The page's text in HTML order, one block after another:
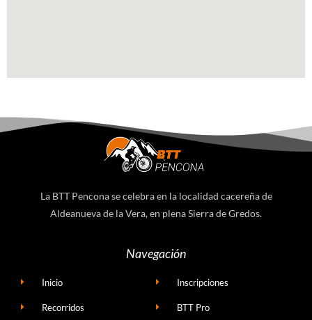
La BTT Pencona se celebra en la localidad cacereña de
Aldeanueva de la Vera, en plena Sierra de Gredos.
Navegación
Inicio
Recorridos
Inscripciones
BTT Pro